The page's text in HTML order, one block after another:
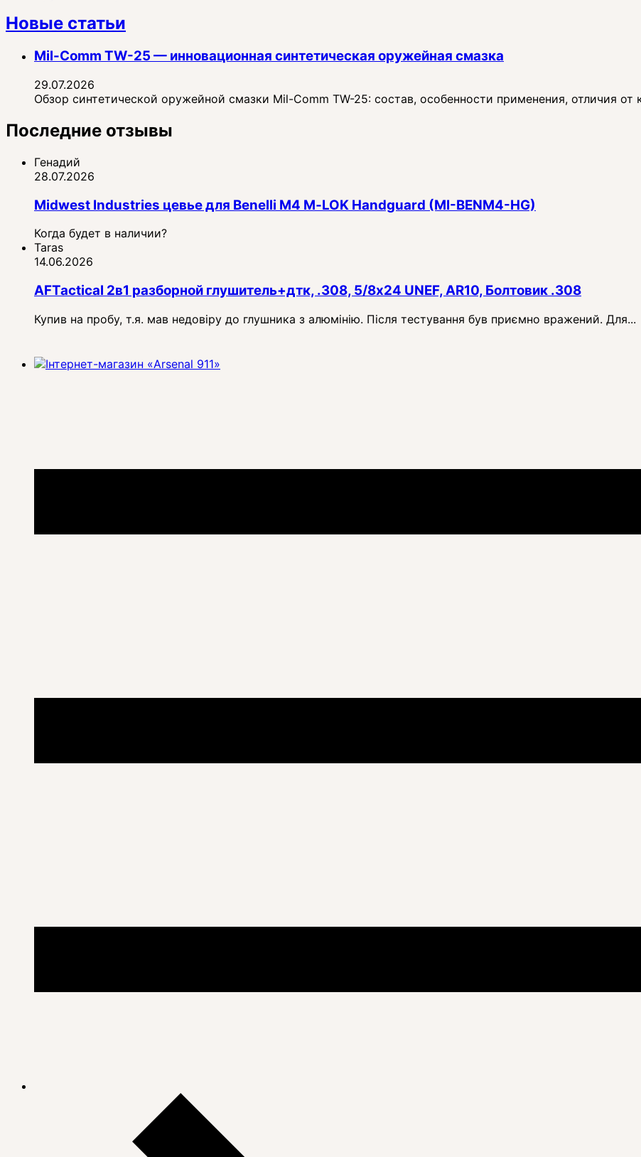
Новые статьи
Mil-Comm TW-25 — инновационная синтетическая оружейная смазка
29.07.2026
Обзор синтетической оружейной смазки Mil-Comm TW-25: состав, особенности применения, отличия от
Последние отзывы
Генадий
28.07.2026
Midwest Industries цевье для Benelli M4 M‑LOK Handguard (MI-BENM4-HG)
Когда будет в наличии?
Taras
14.06.2026
AFTactical 2в1 разборной глушитель+дтк, .308, 5/8x24 UNEF, AR10, Болтовик .308
Купив на пробу, т.я. мав недовіру до глушника з алюмінію. Після тестування був приємно вражений. Для...